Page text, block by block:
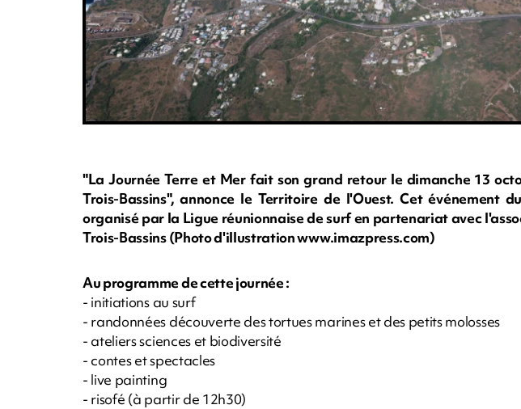
"La Journée Terre et Mer fait son grand retour le dimanche 13
Trois-Bassins", annonce le Territoire de l'Ouest. Cet événement
organisé par la Ligue réunionnaise de surf en partenariat avec
Trois-Bassins (Photo d'illustration www.imazpress.com)
Au programme de cette journée :
- initiations au surf
- randonnées découverte des tortues marines et des petits molosses
- ateliers sciences et biodiversité
- contes et spectacles
- live painting
- risofé (à partir de 12h30)